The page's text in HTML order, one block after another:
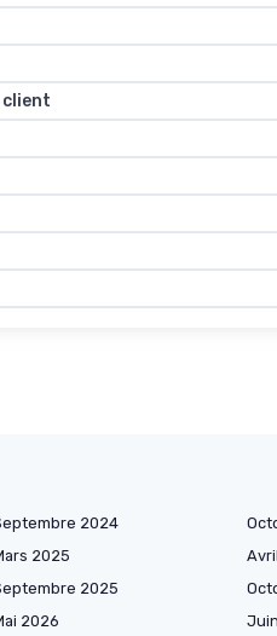
client
2024
2025
2025
2026